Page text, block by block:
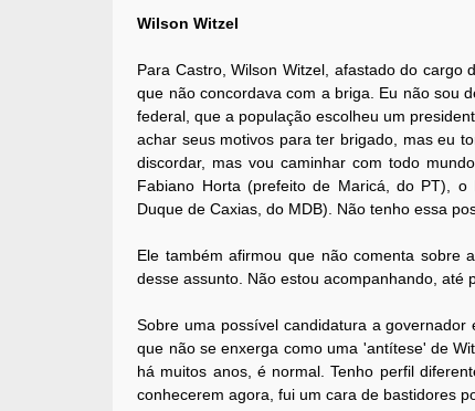
Wilson Witzel
Para Castro, Wilson Witzel, afastado do
que não concordava com a briga. Eu não sou
federal, que a população escolheu um
achar seus motivos para ter brigado, mas eu
discordar, mas vou caminhar com todo
Fabiano Horta (prefeito de Maricá, do PT),
Duque de Caxias, do MDB). Não tenho essa
Ele também afirmou que não comenta sobre
desse assunto. Não estou acompanhando, até
Sobre uma possível candidatura a
que não se enxerga como uma 'antítese' de
há muitos anos, é normal. Tenho perfil
conhecerem agora, fui um cara de bastidores